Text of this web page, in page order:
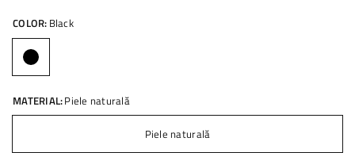
COLOR: Black
MATERIAL:Piele naturală
Piele naturală